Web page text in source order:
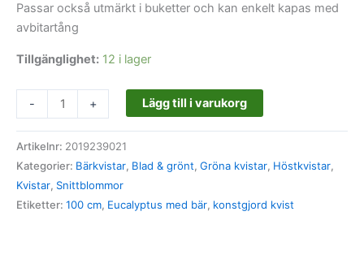
Passar också utmärkt i buketter och kan enkelt kapas med
avbitartång
Tillgänglighet: 12 i lager
- + Lägg till i varukorg
Artikelnr: 2019239021
Kategorier: Bärkvistar, Blad & grönt, Gröna kvistar, Höstkvistar,
Kvistar, Snittblommor
Etiketter: 100 cm, Eucalyptus med bär, konstgjord kvist